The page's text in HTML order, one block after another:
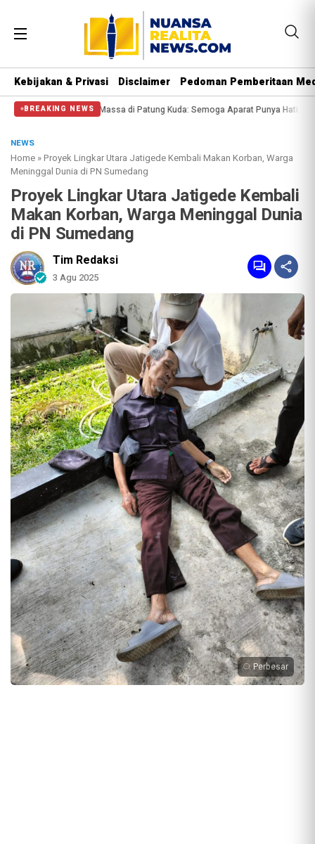
Kebijakan & Privasi Disclaimer Pedoman Pemberitaan
BREAKING NEWS
Halangi Massa di Patung Kuda: Semoga Aparat Punya Hati Nurani Massa
NEWS
Home »Proyek Lingkar Utara Jatigede Kembali Makan Korban, Warga
Meninggal Dunia di PN Sumedang
Proyek Lingkar Utara Jatigede Kembali
Makan Korban, Warga Meninggal Dunia
di PN Sumedang
Tim Redaksi
3 Agu 2025
Perbesar